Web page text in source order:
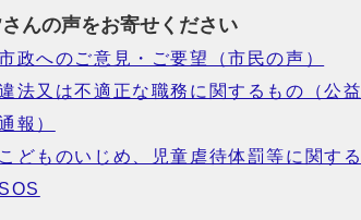
んの声をお寄せください
政へのご意見・ご要望（市民の声）
法又は不適正な職務に関するもの（公益
報）
こどものいじめ、児童虐待体罰等に関する
SOS